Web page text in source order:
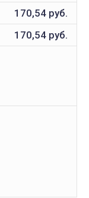
170,54 руб.
170,54 руб.